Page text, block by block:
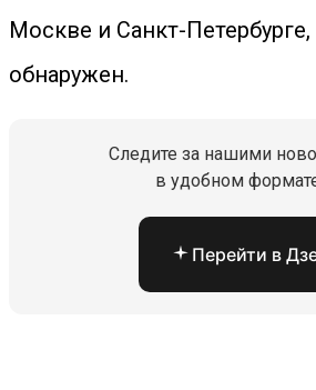
Москве и Санкт-
обнаружен.
Следите за нашими
в удобном
Перейти в